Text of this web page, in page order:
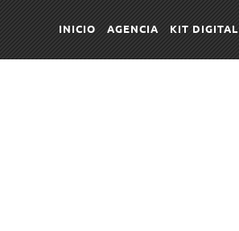
INICIO AGENCIA KIT DIGITAL